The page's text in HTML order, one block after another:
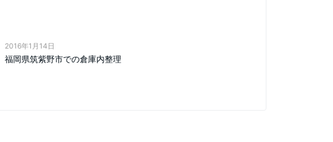
2016年1月14日
福岡県筑紫野市での倉庫内整理